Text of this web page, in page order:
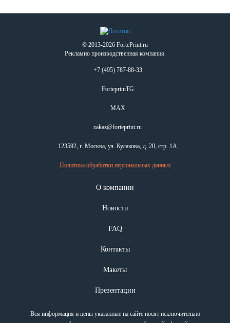
© 2013-2026 FortePrint.ru
Рекламно производственная компания.
+7 (495) 787-88-33
ForteprintTG
MAX
zakaz@forteprint.ru
123592, г. Москва, ул. Кулакова, д. 20, стр. 1А
Политика обработки персональных данных
О компании
Новости
FAQ
Контакты
Макеты
Презентации
Вся информация и цены указанные на сайте носят исключительно